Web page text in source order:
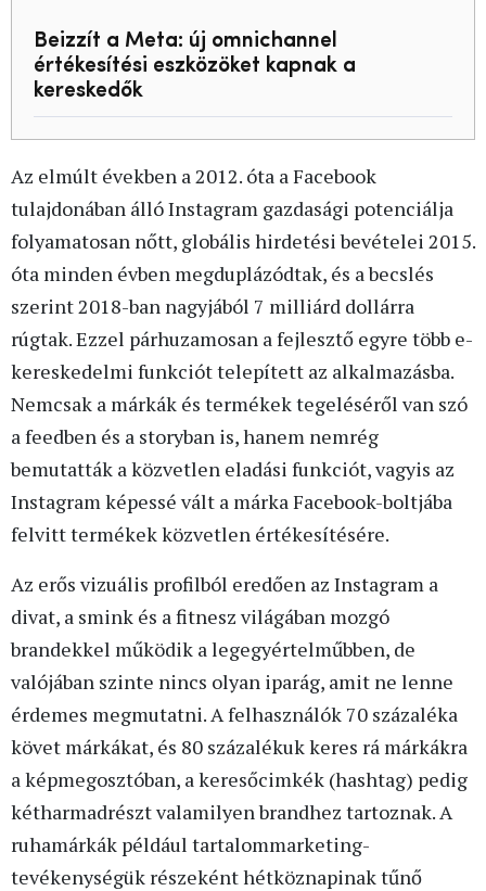
Beizzít a Meta: új omnichannel
értékesítési eszközöket kapnak a
kereskedők
Az elmúlt években a 2012. óta a Facebook
tulajdonában álló Instagram gazdasági potenciálja
folyamatosan nőtt, globális hirdetési bevételei 2015.
óta minden évben megduplázódtak, és a becslés
szerint 2018-ban nagyjából 7 milliárd dollárra
rúgtak. Ezzel párhuzamosan a fejlesztő egyre több e-
kereskedelmi funkciót telepített az alkalmazásba.
Nemcsak a márkák és termékek tegeléséről van szó
a feedben és a storyban is, hanem nemrég
bemutatták a közvetlen eladási funkciót, vagyis az
Instagram képessé vált a márka Facebook-boltjába
felvitt termékek közvetlen értékesítésére.
Az erős vizuális profilból eredően az Instagram a
divat, a smink és a fitnesz világában mozgó
brandekkel működik a legegyértelműbben, de
valójában szinte nincs olyan iparág, amit ne lenne
érdemes megmutatni. A felhasználók 70 százaléka
követ márkákat, és 80 százalékuk keres rá márkákra
a képmegosztóban, a keresőcimkék (hashtag) pedig
kétharmadrészt valamilyen brandhez tartoznak. A
ruhamárkák például tartalommarketing-
tevékenységük részeként hétköznapinak tűnő